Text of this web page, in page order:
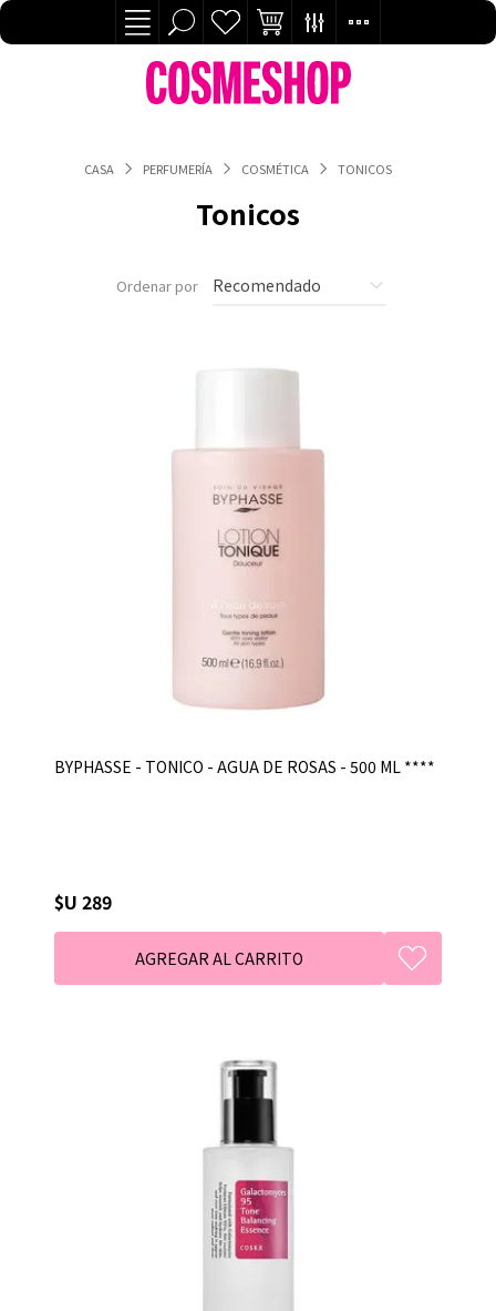
CASA PERFUMERÍA COSMÉTICA TONICOS
Tonicos
Ordenar por
BYPHASSE - TONICO - AGUA DE ROSAS - 500 ML ****
$U 289